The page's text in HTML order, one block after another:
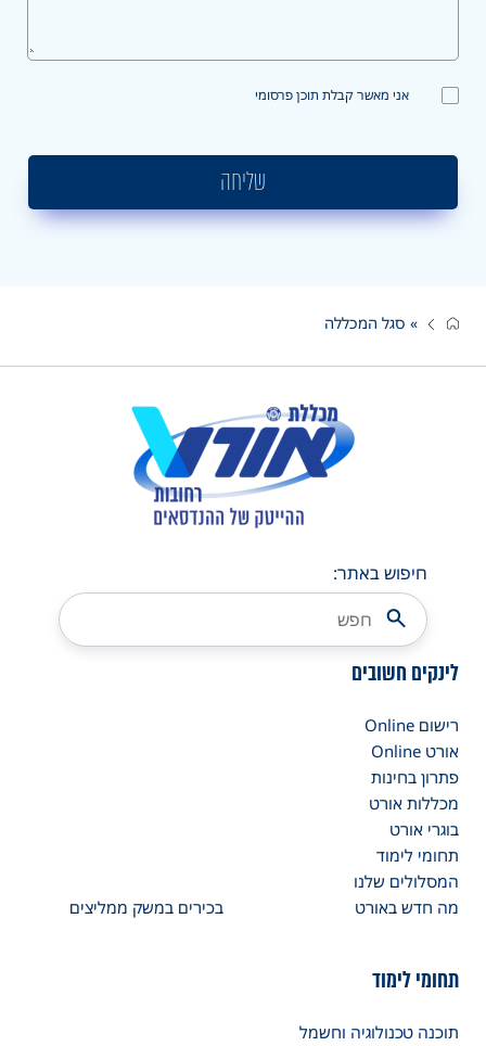
אני מאשר קבלת תוכן פרסומי
שליחה
» סגל המכללה
חיפוש באתר:
לינקים חשובים
רישום Online
אורט Online
פתרון בחינות
מכללות אורט
בוגרי אורט
תחומי לימוד
המסלולים שלנו
מה חדש באורט
בכירים במשק ממליצים
תחומי לימוד
תוכנה טכנולוגיה וחשמל